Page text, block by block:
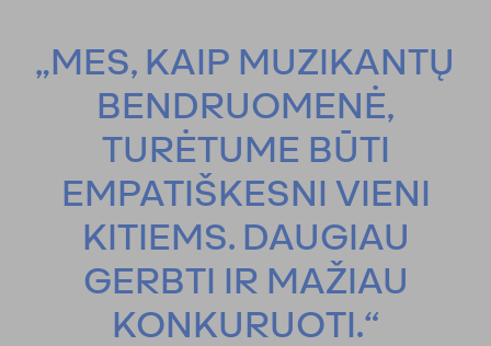
„MES, KAIP MUZIKANTŲ
BENDRUOMENĖ,
TURĖTUME BŪTI
EMPATIŠKESNI VIENI
KITIEMS. DAUGIAU
GERBTI IR MAŽIAU
KONKURUOTI.“